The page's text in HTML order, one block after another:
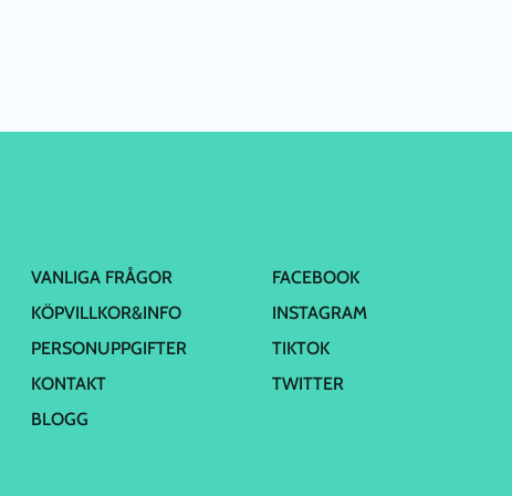
VANLIGA FRÅGOR
KÖPVILLKOR&INFO
PERSONUPPGIFTER
KONTAKT
BLOGG
FACEBOOK
INSTAGRAM
TIKTOK
TWITTER